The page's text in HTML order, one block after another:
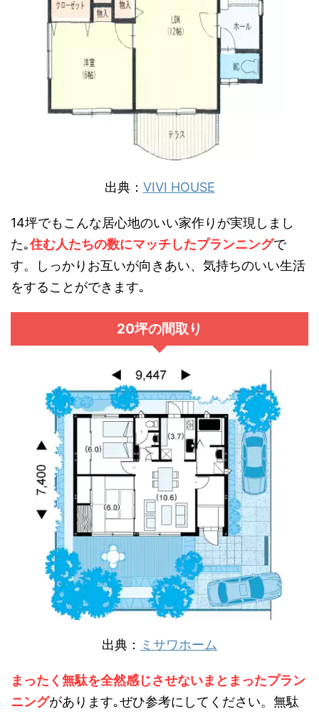
出典： VIVI HOUSE
14坪でもこんな居心地のいい家作りが実現しまし
た｡住む人たちの数にマッチしたプランニングで
す。しっかりお互いが向きあい、気持ちのいい生活
をすることができます｡
20坪の間取り
出典： ミサワホーム
まったく無駄を全然感じさせないまとまったプラン
ニングがあります｡ぜひ参考にしてください。無駄